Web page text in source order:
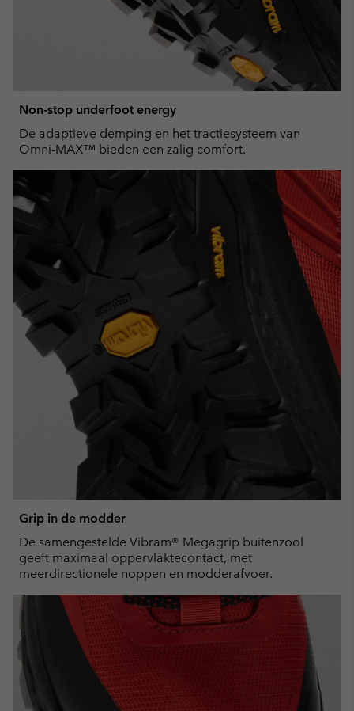
Non-stop underfoot energy
De adaptieve demping en het tractiesysteem van
Omni-MAX™ bieden een zalig comfort.
Grip in de modder
De samengestelde Vibram® Megagrip buitenzool
geeft maximaal oppervlaktecontact, met
meerdirectionele noppen en modderafvoer.